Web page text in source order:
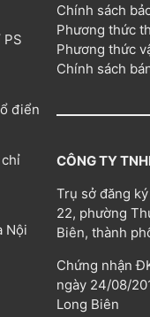
PS
điển
Nội
Chính sách
Phương thức
Phương thức
Chính sách
CÔNG TY
Trụ sở đăng
22, phường
Biên, thành
Chứng nhận
ngày 24/08/
Long Biên